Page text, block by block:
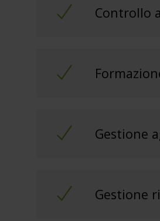
Controllo
Gestione
Gestione